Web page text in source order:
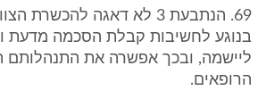
69. הנתבעת 3 לא דאגה
בנוגע לחשיבות קבלת הסכמה מדעת
ליישמה, ובכך אפשרה את התנהלותם
הרופאים.